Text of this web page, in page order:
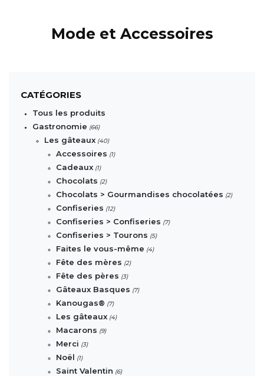
Mode et Accessoires
CATÉGORIES
Tous les produits
Gastronomie (66)
Les gâteaux (40)
Accessoires (1)
Cadeaux (1)
Chocolats (2)
Chocolats > Gourmandises chocolatées (2)
Confiseries (12)
Confiseries > Confiseries (7)
Confiseries > Tourons (5)
Faites le vous-même (4)
Fête des mères (2)
Fête des pères (3)
Gâteaux Basques (7)
Kanougas® (7)
Les gâteaux (4)
Macarons (9)
Merci (3)
Noël (1)
Saint Valentin (6)